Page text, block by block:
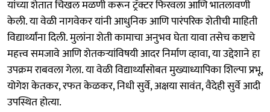
यांच्या शेतात चिखल मळणी करून ट्रॅक्टर फिरवला आणि भातलावणी
केली. या वेळी नागवेकर यांनी आधुनिक आणि पारंपरिक शेतीची माहिती
विद्यार्थ्यांना दिली. मुलांना शेती कामाचा अनुभव घेता यावा तसेच कष्टाचे
महत्त्व समजावे आणि शेतकऱ्यांविषयी आदर निर्माण व्हावा, या उद्देशाने हा
उपक्रम राबवला गेला. या वेळी विद्यार्थ्यांसोबत मुख्याध्यापिका शिल्पा प्रभू,
योगेश केतकर, रफत केळकर, निधी सुर्वे, अक्षया सावंत, वैदेही सुर्वे आदी
उपस्थित होत्या.